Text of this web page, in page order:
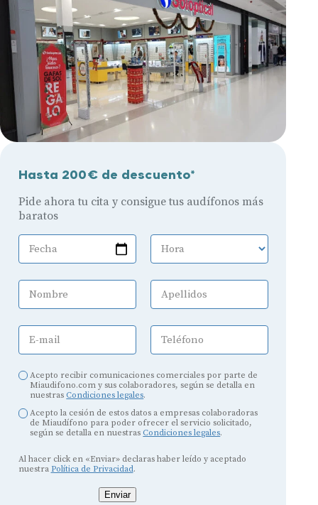
Hasta 200€ de descuento*
Pide ahora tu cita y consigue tus audífonos más
baratos
Fecha Hora
Nombre Apellidos
E-mail Teléfono
Acepto recibir comunicaciones comerciales por parte de
Miaudifono.com y sus colaboradores, según se detalla en
nuestras Condiciones legales.
Acepto la cesión de estos datos a empresas colaboradoras
de Miaudífono para poder ofrecer el servicio solicitado,
según se detalla en nuestras Condiciones legales.
Al hacer click en «Enviar» declaras haber leído y aceptado
nuestra Política de Privacidad.
Enviar